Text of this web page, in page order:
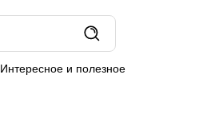
Интересное и полезное